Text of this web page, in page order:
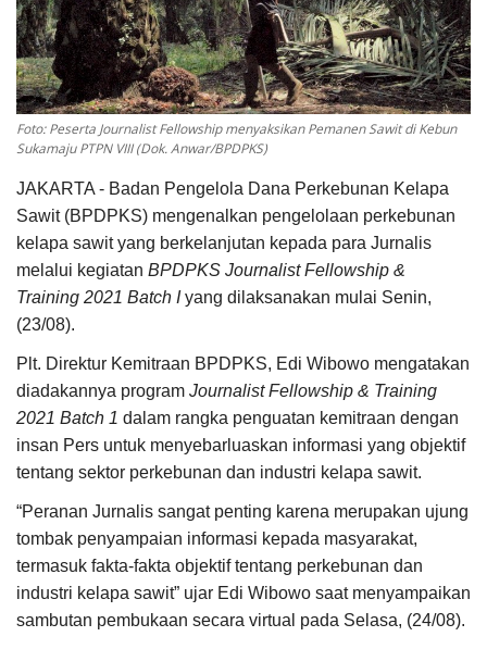
Tentang Sawit
Riset
Hubungi Kami
Indonesia
Foto: Peserta Journalist Fellowship menyaksikan Pemanen Sawit di Kebun
Sukamaju PTPN VIII (Dok. Anwar/BPDPKS)
JAKARTA - Badan Pengelola Dana Perkebunan Kelapa
Sawit (BPDPKS) mengenalkan pengelolaan perkebunan
kelapa sawit yang berkelanjutan kepada para Jurnalis
melalui kegiatan BPDPKS Journalist Fellowship &
Training 2021 Batch Iyang dilaksanakan mulai Senin,
(23/08).
Plt. Direktur Kemitraan BPDPKS, Edi Wibowo mengatakan
diadakannya program Journalist Fellowship & Training
2021 Batch 1 dalam rangka penguatan kemitraan dengan
insan Pers untuk menyebarluaskan informasi yang objektif
tentang sektor perkebunan dan industri kelapa sawit.
“Peranan Jurnalis sangat penting karena merupakan ujung
tombak penyampaian informasi kepada masyarakat,
termasuk fakta-fakta objektif tentang perkebunan dan
industri kelapa sawit” ujar Edi Wibowo saat menyampaikan
sambutan pembukaan secara virtual pada Selasa, (24/08).